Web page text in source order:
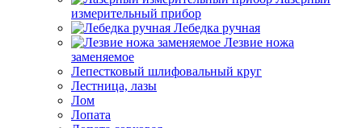
измерительный прибор
Лебедка ручная
Лезвие ножа
заменяемое
Лепестковый шлифовальный круг
Лестница, лазы
Лом
Лопата